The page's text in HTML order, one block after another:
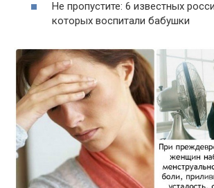
Не пропустите: 6 известных
которых воспитали бабушки